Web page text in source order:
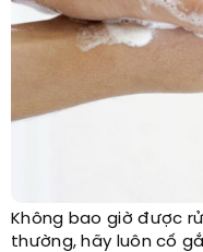
Không bao giờ được
thường, hãy luôn cố